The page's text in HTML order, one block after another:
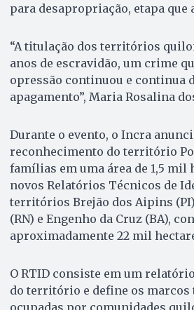
para desapropriação, etapa que
“A titulação dos territórios
anos de escravidão, um crime
opressão continuou e continua
apagamento”, Maria Rosalina
Durante o evento, o Incra
reconhecimento do território
famílias em uma área de 1,5
novos Relatórios Técnicos de
territórios Brejão dos Aipins (PI),
(RN) e Engenho da Cruz (BA),
aproximadamente 22 mil
O RTID consiste em um
do território e define os